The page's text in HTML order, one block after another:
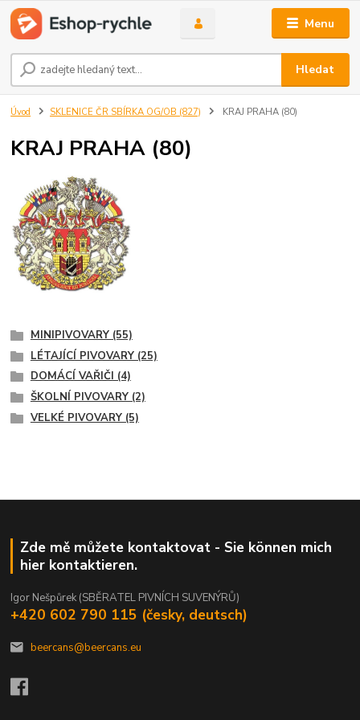
Menu
Hledat
Úvod SKLENICE ČR SBÍRKA OG/OB (827) KRAJ PRAHA (80)
KRAJ PRAHA (80)
MINIPIVOVARY (55)
LÉTAJÍCÍ PIVOVARY (25)
DOMÁCÍ VAŘIČI (4)
ŠKOLNÍ PIVOVARY (2)
VELKÉ PIVOVARY (5)
Zde mě můžete kontaktovat - Sie können mich
hier kontaktieren.
Igor Nešpůrek (SBĚRATEL PIVNÍCH SUVENÝRŮ)
+420 602 790 115 (česky, deutsch)
beercans@beercans.eu